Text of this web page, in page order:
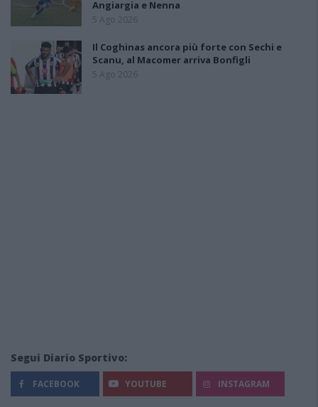
Angiargia e Nenna
5 Ago 2026
Il Coghinas ancora più forte con Sechi e
Scanu, al Macomer arriva Bonfigli
5 Ago 2026
Segui Diario Sportivo:
FACEBOOK YOUTUBE INSTAGRAM